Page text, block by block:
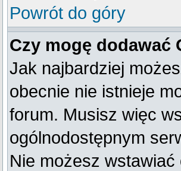
Powrót do góry
Czy mogę dodawać
Jak najbardziej
obecnie nie istnieje
forum. Musisz więc
ogólnodostępnym
Nie możesz